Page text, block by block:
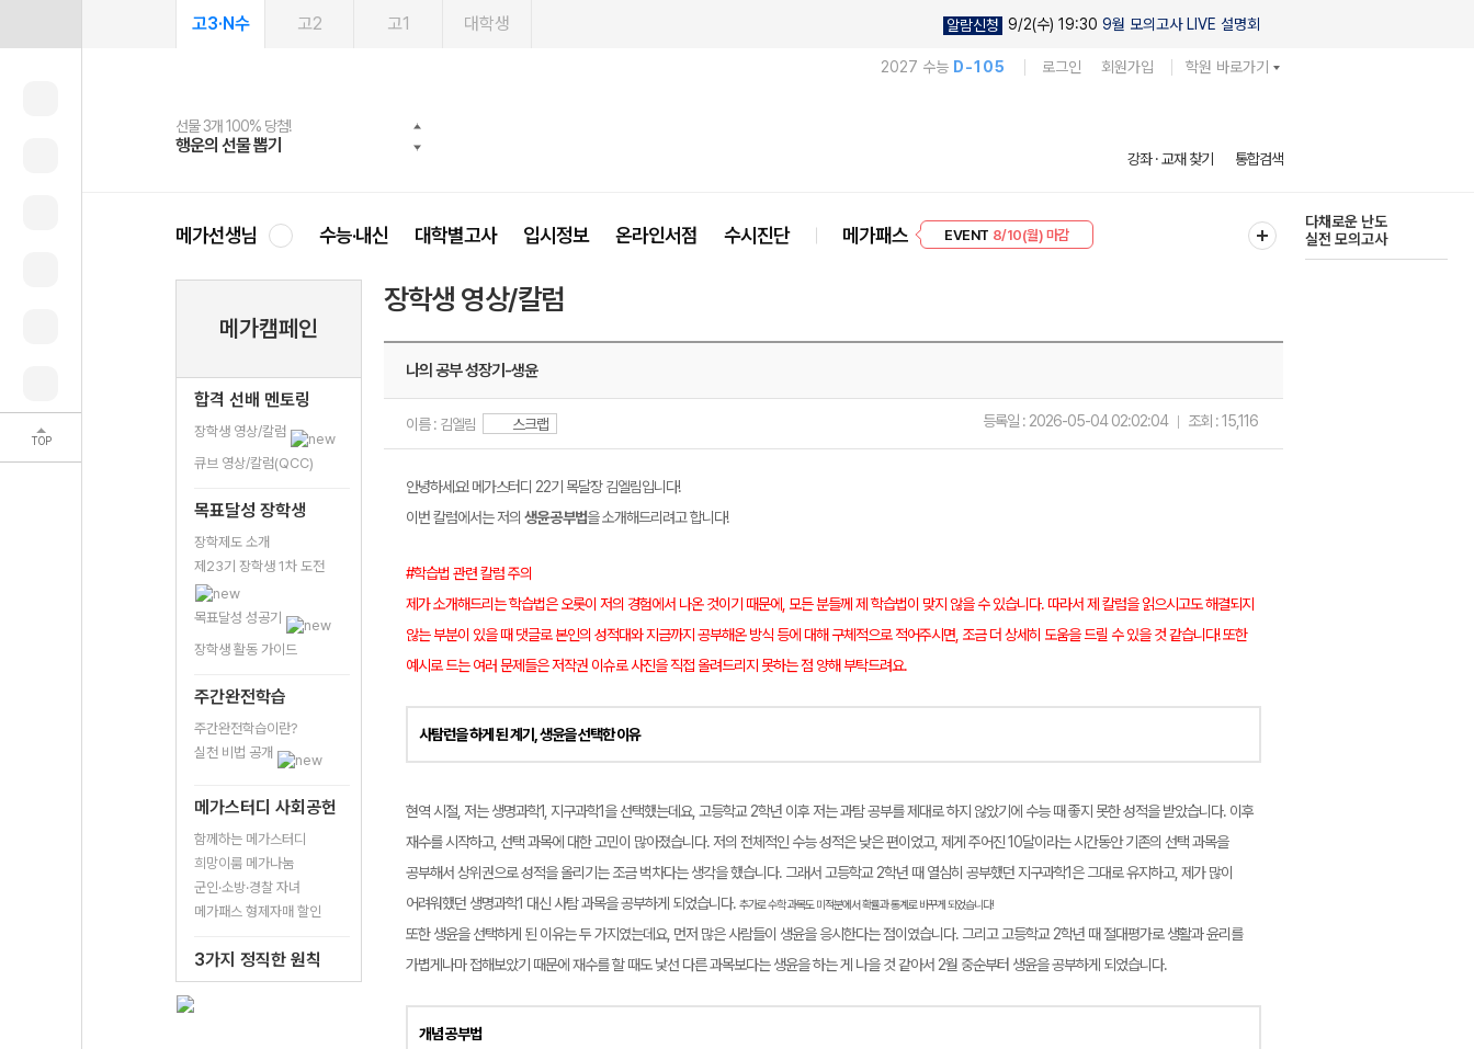
TOP
고3·N수 고2 고1 대학생 알람신청 9/2(수) 19:30 9월 모의고사 LIVE 설명회
2027 수능 D-105 로그인 회원가입 학원 바로가기
메가스터디
선물 3개 100% 당첨!
행운의 선물 뽑기
선물 100% 증정!
메가스터디 X 올리브
여름방학 스터디 캐시백
메가런 썸머스쿨
2027 러셀 단과
강사 공개선발
스마트러닝앱
설문 EVENT
메가패스
3일 무료 체험권
메가패스 수강생 무료혜택!
메가클럽 멤버십
사회공헌 캠페인
희망이룸 메가나눔
강좌 · 교재 찾기 통합검색
메가선생님 수능·내신 대학별고사 입시정보 온라인서점 수시진단 메가패스
EVENT 8/10(월) 마감
다채로운 난도
실전 모의고사
메가캠페인
합격 선배 멘토링
장학생 영상/칼럼
큐브 영상/칼럼(QCC)
목표달성 장학생
장학제도 소개
제23기 장학생 1차 도전
목표달성 성공기
장학생 활동 가이드
주간완전학습
주간완전학습이란?
실천 비법 공개
메가스터디 사회공헌
함께하는 메가스터디
희망이룸 메가나눔
군인·소방·경찰 자녀
메가패스 형제자매 할인
3가지 정직한 원칙
장학생 영상/칼럼
나의 공부 성장기-생윤
이름 : 김엘림 스크랩 등록일 : 2026-05-04 02:02:04 조회 :15,116
안녕하세요! 메가스터디 22기 목달장 김엘림입니다!
이번 칼럼에서는 저의 생윤 공부법을 소개해드리려고 합니다!
#학습법 관련 칼럼 주의
제가 소개해드리는 학습법은 오롯이 저의 경험에서 나온 것이기 때문에, 모든 분들께 제 학습법이 맞지 않을 수 있습니다. 따라서 제 칼럼을 읽으시고도 해결되지
않는 부분이 있을 때 댓글로 본인의 성적대와 지금까지 공부해온 방식 등에 대해 구체적으로 적어주시면, 조금 더 상세히 도움을 드릴 수 있을 것 같습니다! 또한
예시로 드는 여러 문제들은 저작권 이슈로 사진을 직접 올려드리지 못하는 점 양해 부탁드려요.
사탐런을 하게 된 계기, 생윤을 선택한 이유
현역 시절, 저는 생명과학1, 지구과학1을 선택했는데요, 고등학교 2학년 이후 저는 과탐 공부를 제대로 하지 않았기에 수능 때 좋지 못한 성적을 받았습니다. 이후
재수를 시작하고, 선택 과목에 대한 고민이 많아졌습니다. 저의 전체적인 수능 성적은 낮은 편이었고, 제게 주어진 10달이라는 시간동안 기존의 선택 과목을
공부해서 상위권으로 성적을 올리기는 조금 벅차다는 생각을 했습니다. 그래서 고등학교 2학년 때 열심히 공부했던 지구과학1은 그대로 유지하고, 제가 많이
어려워했던 생명과학1 대신 사탐 과목을 공부하게 되었습니다. 추가로 수학 과목도 미적분에서 확률과 통계로 바꾸게 되었습니다!
또한 생윤을 선택하게 된 이유는 두 가지였는데요, 먼저 많은 사람들이 생윤을 응시한다는 점이였습니다. 그리고 고등학교 2학년 때 절대평가로 생활과 윤리를
가볍게나마 접해보았기 때문에 재수를 할 때도 낯선 다른 과목보다는 생윤을 하는 게 나을 것 같아서 2월 중순부터 생윤을 공부하게 되었습니다.
개념 공부법